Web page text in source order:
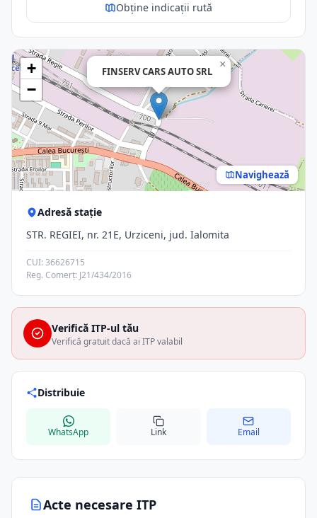
Acte necesare ITP
Obține indicații rută
FINSERV CARS AUTO SRL
×
+
−
Navighează
Adresă stație
STR. REGIEI, nr. 21E, Urziceni, jud. Ialomita
CUI: 36626715
Reg. Comerț: J21/434/2016
Verifică ITP-ul tău
Verifică gratuit dacă ai ITP valabil
Distribuie
WhatsApp Link Email